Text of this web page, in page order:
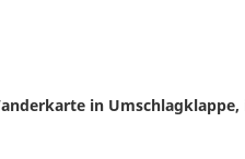
in Umschlagklappe,